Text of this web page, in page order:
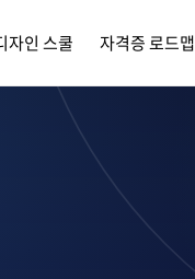
자인 스쿨 자격증 로드맵